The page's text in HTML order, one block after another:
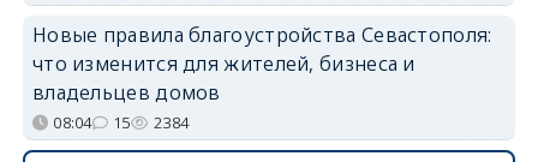
Новые правила благоустройства Севастополя:
что изменится для жителей, бизнеса и
владельцев домов
08:04 15 2384